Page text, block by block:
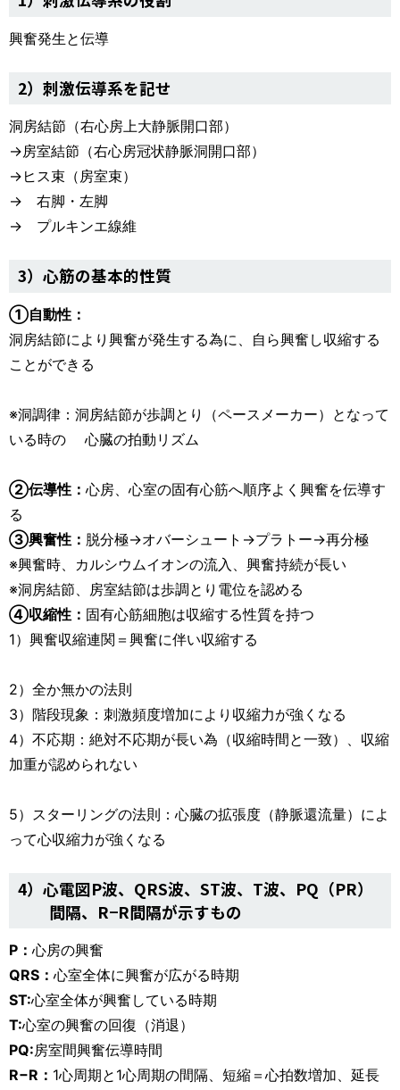
興奮発生と伝導
2）刺激伝導系を記せ
洞房結節（右心房上大静脈開口部）
→房室結節（右心房冠状静脈洞開口部）
→ヒス束（房室束）
→ 右脚・左脚
→ プルキンエ線維
3）心筋の基本的性質
①自動性：
洞房結節により興奮が発生する為に、自ら興奮し収縮する
ことができる
※洞調律：洞房結節が歩調とり（ペースメーカー）となって
いる時の 心臓の拍動リズム
②伝導性： 心房、心室の固有心筋へ順序よく興奮を伝導す
る
③興奮性： 脱分極→オバーシュート→プラトー→再分極
※興奮時、カルシウムイオンの流入、興奮持続が長い
※洞房結節、房室結節は歩調とり電位を認める
④収縮性： 固有心筋細胞は収縮する性質を持つ
1）興奮収縮連関＝興奮に伴い収縮する
2）全か無かの法則
3）階段現象：刺激頻度増加により収縮力が強くなる
4）不応期：絶対不応期が長い為（収縮時間と一致）、収縮
加重が認められない
5）スターリングの法則：心臓の拡張度（静脈還流量）によ
って心収縮力が強くなる
4）心電図P波、QRS波、ST波、T波、PQ（PR）
間隔、R−R間隔が示すもの
P： 心房の興奮
QRS： 心室全体に興奮が広がる時期
ST:心室全体が興奮している時期
T:心室の興奮の回復（消退）
PQ:房室間興奮伝導時間
R−R： 1心周期と1心周期の間隔、短縮＝心拍数増加、延長